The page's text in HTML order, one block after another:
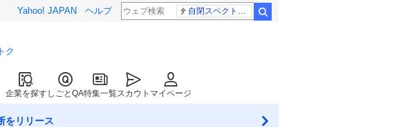
Yahoo! JAPAN ヘルプ
ク
企業を探すしごとQA特集一覧スカウト マイページ
をリリース